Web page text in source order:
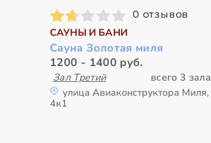
0 отзывов
САУНЫ И БАНИ
Сауна Золотая миля
1200 - 1400 руб.
Зал Третий
всего 3 зала
улица Авиаконструктора Миля,
4к1